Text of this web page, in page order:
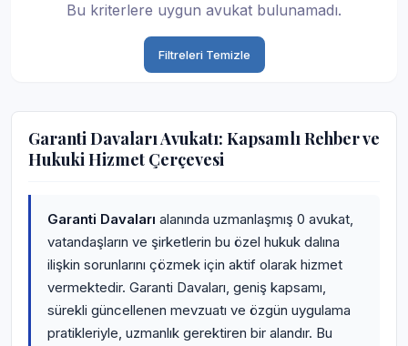
Bu kriterlere uygun avukat bulunamadı.
Filtreleri Temizle
Garanti Davaları Avukatı: Kapsamlı Rehber ve
Hukuki Hizmet Çerçevesi
Garanti Davaları alanında uzmanlaşmış 0 avukat,
vatandaşların ve şirketlerin bu özel hukuk dalına
ilişkin sorunlarını çözmek için aktif olarak hizmet
vermektedir. Garanti Davaları, geniş kapsamı,
sürekli güncellenen mevzuatı ve özgün uygulama
pratikleriyle, uzmanlık gerektiren bir alandır. Bu